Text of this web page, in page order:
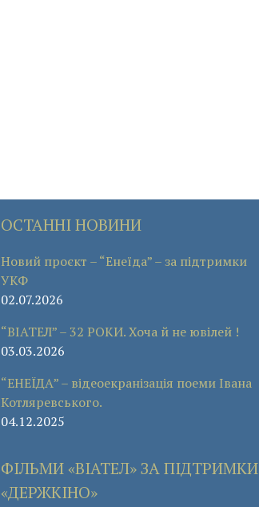
ОСТАННІ НОВИНИ
Новий проєкт – “Енеїда” – за підтримки
УКФ
02.07.2026
“ВІАТЕЛ” – 32 РОКИ. Хоча й не ювілей !
03.03.2026
“ЕНЕЇДА” – відеоекранізація поеми Івана
Котляревського.
04.12.2025
ФІЛЬМИ «ВІАТЕЛ» ЗА ПІДТРИМКИ
«ДЕРЖКІНО»